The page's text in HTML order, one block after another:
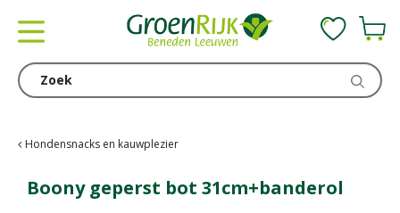
Hondensnacks en kauwplezier
Boony geperst bot 31cm+banderol